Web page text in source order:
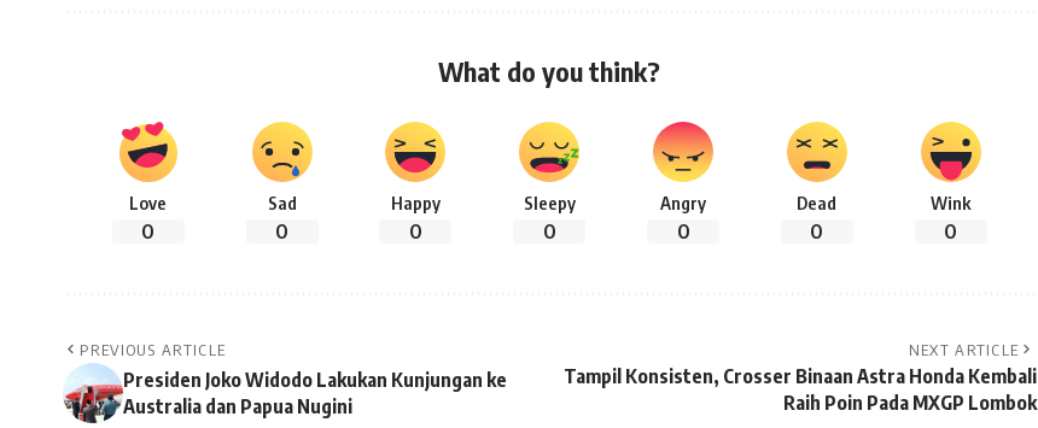
What do you think?
Love
0
Sad
0
Happy
0
Sleepy
0
Angry
0
Dead
0
Wink
0
PREVIOUS ARTICLE
Presiden Joko Widodo Lakukan Kunjungan ke
Australia dan Papua Nugini
NEXT ARTICLE
Tampil Konsisten, Crosser Binaan Astra Honda Kembali
Raih Poin Pada MXGP Lombok